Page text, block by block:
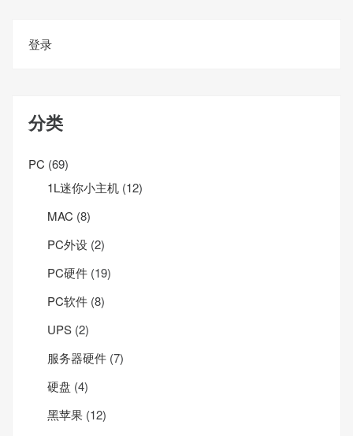
登录
分类
PC (69)
1L迷你小主机 (12)
MAC (8)
PC外设 (2)
PC硬件 (19)
PC软件 (8)
UPS (2)
服务器硬件 (7)
硬盘 (4)
黑苹果 (12)